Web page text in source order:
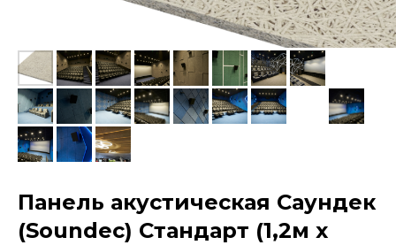
Панель акустическая Саундек
(Soundec) Стандарт (1,2м x